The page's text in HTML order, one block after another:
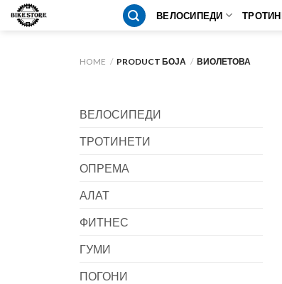
Skip
ВЕЛОСИПЕДИ
HOME / PRODUCT БОЈА / ВИОЛЕТОВА
ВЕЛОСИПЕДИ
ТРОТИНЕТИ
ОПРЕМА
АЛАТ
ФИТНЕС
ГУМИ
ПОГОНИ